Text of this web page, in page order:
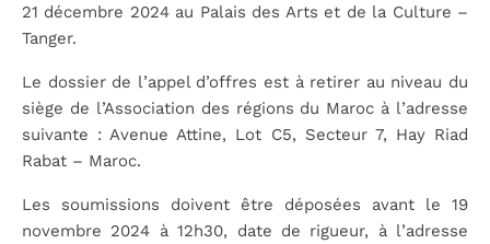
21 décembre 2024 au Palais des Arts et de la Culture –
Tanger.
Le dossier de l’appel d’offres est à retirer au niveau du
siège de l’Association des régions du Maroc à l’adresse
suivante : Avenue Attine, Lot C5, Secteur 7, Hay Riad
Rabat – Maroc.
Les soumissions doivent être déposées avant le 19
novembre 2024 à 12h30, date de rigueur, à l’adresse